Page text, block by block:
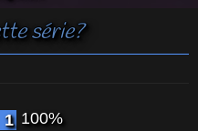
série?
1 100%